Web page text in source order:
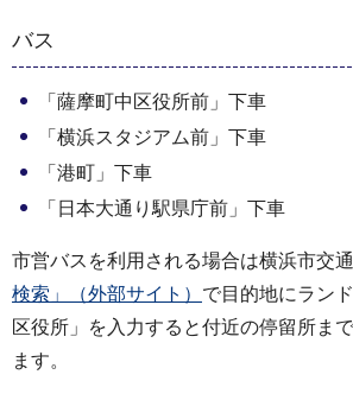
バス
「薩摩町中区役所前」下車
「横浜スタジアム前」下車
「港町」下車
「日本大通り駅県庁前」下車
市営バスを利用される場合は横浜市交
検索」（外部サイト） で目的地にラン
区役所」を入力すると付近の停留所ま
ます。